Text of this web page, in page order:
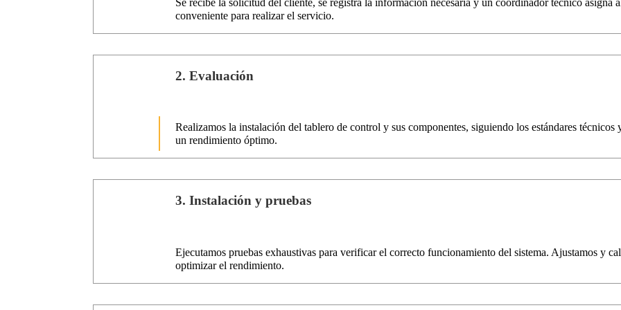
Se recibe la solicitud del cliente, se registra la información necesaria y un coordinador técnico asigna
conveniente para realizar el servicio.
2. Evaluación
Realizamos la instalación del tablero de control y sus componentes, siguiendo los estándares
un rendimiento óptimo.
3. Instalación y pruebas
Ejecutamos pruebas exhaustivas para verificar el correcto funcionamiento del sistema. Ajustamos y
optimizar el rendimiento.